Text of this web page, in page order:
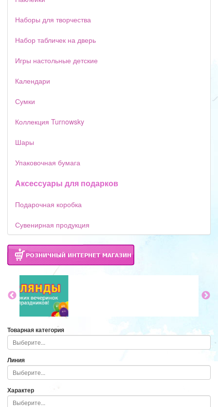
Наборы для творчества
Набор табличек на дверь
Игры настольные детские
Календари
Сумки
Коллекция Turnowsky
Шары
Упаковочная бумага
Аксессуары для подарков
Подарочная коробка
Сувенирная продукция
Товарная категория
Линия
Характер